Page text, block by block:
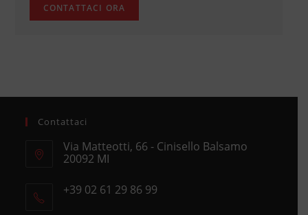
Contattaci
Via Matteotti, 66 - Cinisello Balsamo
20092 MI
in
+39 02 61 29 86 99